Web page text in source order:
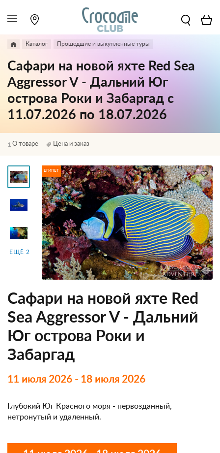
Каталог Прошедшие и выкупленные туры
Сафари на новой яхте Red Sea
Aggressor V - Дальний Юг
острова Роки и Забаргад с
11.07.2026 по 18.07.2026
О товаре Цена и заказ
ЕЩЁ 2
ЕГИПЕТ
Сафари на новой яхте Red
Sea Aggressor V - Дальний
Юг острова Роки и
Забаргад
11 июля 2026 - 18 июля 2026
Глубокий Юг Красного моря - первозданный,
нетронутый и удаленный.